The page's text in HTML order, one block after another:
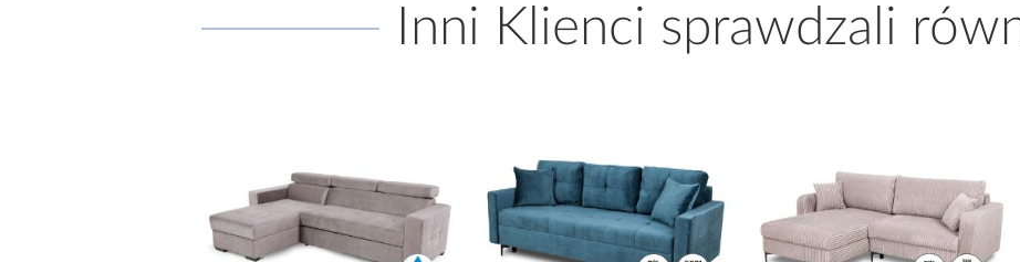
Inni Klienci sprawdzali